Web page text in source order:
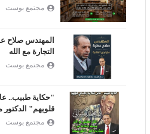
طفل شبرا الخيمة والدارك ويب قراءة
تحليلية في جريمة هزّت المجتمع | صانع
المحتوى: رمضان عبد المقصود
مجتمع بوست
المهندس صلاح
التجارة مع الله
مجتمع بوست
"حكاية طبيب..
قلوبهم"
مجتمع بوست